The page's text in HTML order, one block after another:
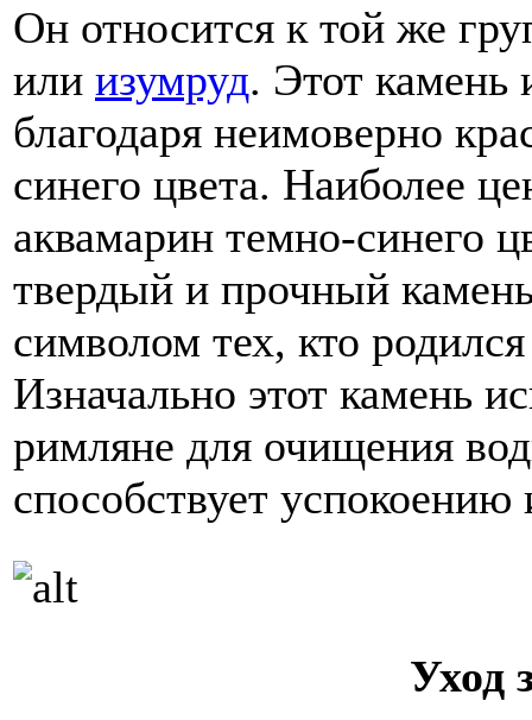
Он относится к той же
или изумруд. Этот камень
благодаря неимоверно
синего цвета. Наиболее
аквамарин темно-синего
твердый и прочный
символом тех, кто
Изначально этот камень
римляне для очищения
способствует
Уход